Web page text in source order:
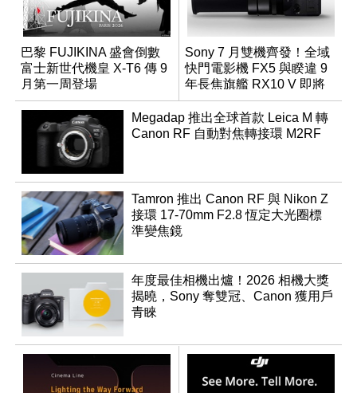
巴黎 FUJIKINA 盛會倒數
富士新世代機皇 X-T6 傳 9
月第一周登場
Sony 7 月雙機齊發！全域
快門電影機 FX5 與睽違 9
年長焦旗艦 RX10 V 即將
登場
Megadap 推出全球首款 Leica M 轉
Canon RF 自動對焦轉接環 M2RF
Tamron 推出 Canon RF 與 Nikon Z
接環 17-70mm F2.8 恆定大光圈標
準變焦鏡
年度最佳相機出爐！2026 相機大獎
揭曉，Sony 奪雙冠、Canon 獲用戶
青睞